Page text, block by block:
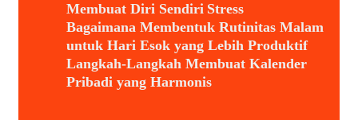
Membuat Diri Sendiri Stress
Bagaimana Membentuk Rutinitas Malam
untuk Hari Esok yang Lebih Produktif
Langkah-Langkah Membuat Kalender
Pribadi yang Harmonis